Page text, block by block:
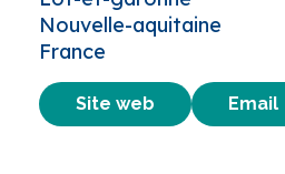
Nouvelle-aquitaine
France
Site web Email